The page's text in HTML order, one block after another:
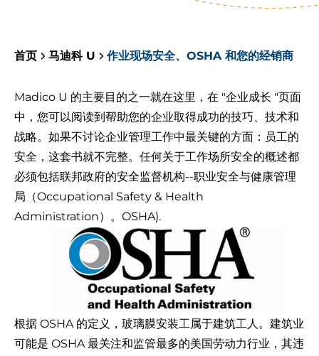
首页 马迪科 U 作业现场安全、OSHA 和您的经销商
Madico U 的主要目的之一就在这里，在 "企业成长 "页面
中，您可以阅读到帮助您的企业取得成功的技巧、技术和
战略。如果不讨论企业管理工作中最关键的方面：员工的
安全，这套书就不完整。任何关于工作场所安全的概述都
必须包括联邦政府的安全监督机构--职业安全与健康管理
局（Occupational Safety & Health
Administration）。 OSHA).
根据 OSHA 的定义，玻璃膜安装工属于建筑工人。建筑业
可能是 OSHA 最关注和监管最多的美国劳动力行业，其违